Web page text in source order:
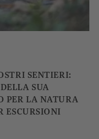
SENTIERI:
SUA
PER LA NATURA
ESCURSIONI